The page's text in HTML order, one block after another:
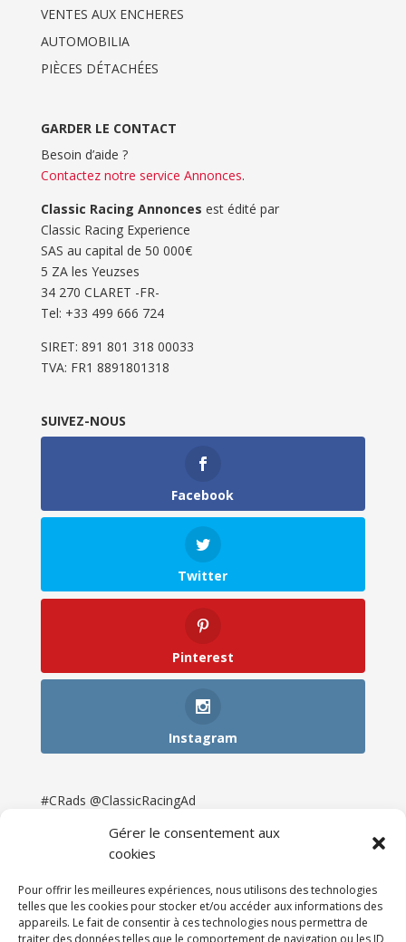
Gérer le consentement aux
cookies
Pour offrir les meilleures expériences, nous utilisons des technologies
telles que les cookies pour stocker et/ou accéder aux informations des
appareils. Le fait de consentir à ces technologies nous permettra de
traiter des données telles que le comportement de navigation ou les ID
VENTES AUX ENCHERES
AUTOMOBILIA
PIÈCES DÉTACHÉES
GARDER LE CONTACT
Besoin d’aide ?
Contactez notre service Annonces.
Classic Racing Annonces est édité par
Classic Racing Experience
SAS au capital de 50 000€
5 ZA les Yeuzses
34 270 CLARET -FR-
Tel: ‭+33 499 666 724‬
SIRET: 891 801 318 00033
TVA: FR1 8891801318
SUIVEZ-NOUS
Facebook
Twitter
Pinterest
Instagram
#CRads @ClassicRacingAd